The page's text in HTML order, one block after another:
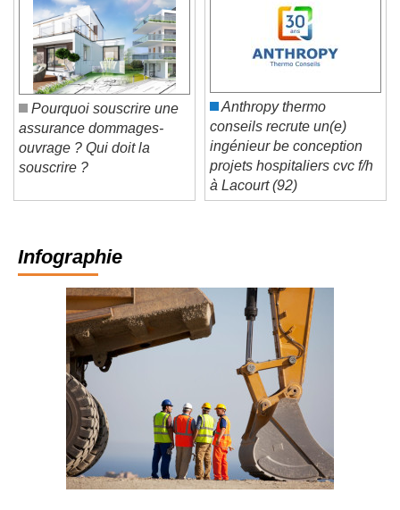
Pourquoi souscrire une
assurance dommages-
ouvrage ? Qui doit la
Anthropy thermo
conseils recrute un(e)
ingénieur be conception
projets hospitaliers cvc f/h
à Lacourt (92)
Infographie